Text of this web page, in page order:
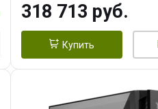
SSD)
318 713 руб.
Купить